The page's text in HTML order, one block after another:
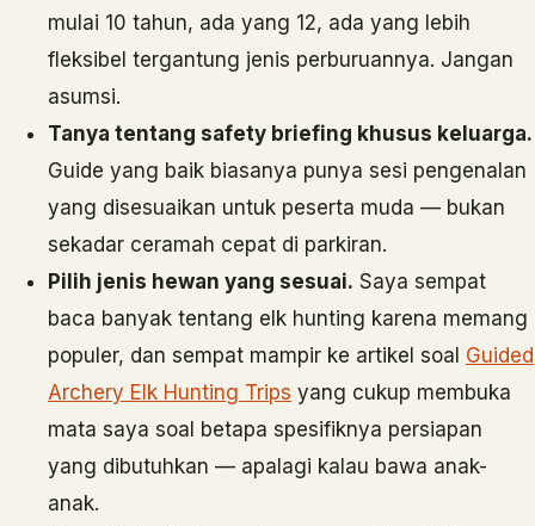
mulai 10 tahun, ada yang 12, ada yang lebih
fleksibel tergantung jenis perburuannya. Jangan
asumsi.
Tanya tentang safety briefing khusus keluarga.
Guide yang baik biasanya punya sesi pengenalan
yang disesuaikan untuk peserta muda — bukan
sekadar ceramah cepat di parkiran.
Pilih jenis hewan yang sesuai. Saya sempat
baca banyak tentang elk hunting karena memang
populer, dan sempat mampir ke artikel soal Guided
Archery Elk Hunting Trips yang cukup membuka
mata saya soal betapa spesifiknya persiapan
yang dibutuhkan — apalagi kalau bawa anak-
anak.